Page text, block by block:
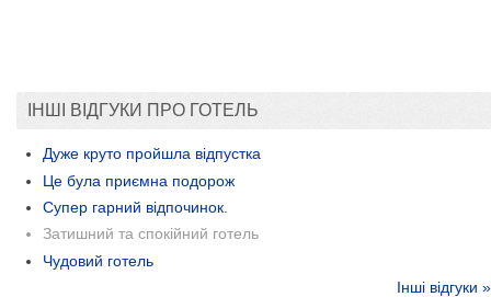
ІНШІ ВІДГУКИ ПРО ГОТЕЛЬ
Дуже круто пройшла відпустка
Це була приємна подорож
Супер гарний відпочинок.
Затишний та спокійний готель
Чудовий готель
Інші відгуки »